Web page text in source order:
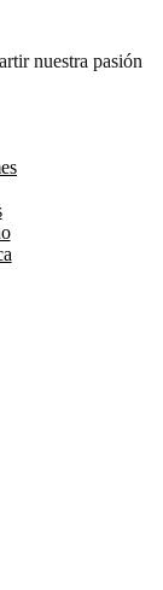
nuestra pasión